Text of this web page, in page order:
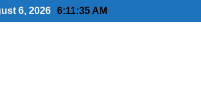
6, 2026 6:11:37 AM